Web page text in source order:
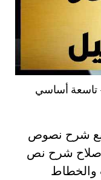
تاسعة أساسي
شرح نصوص
اصلاح شرح نص
والخطاط